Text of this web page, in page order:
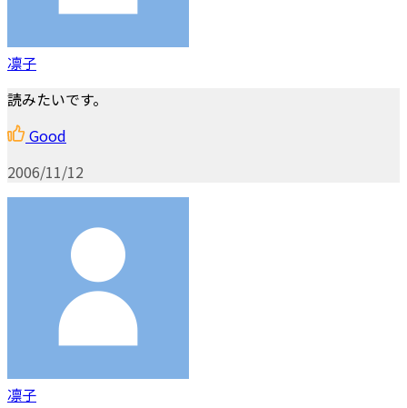
凛子
読みたいです。
Good
2006/11/12
凛子